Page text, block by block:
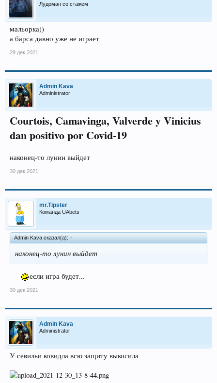
Лудоман со стажем
мальорка))
а барса давно уже не играет
29 дек 2021
Admin Kava
Administrator
Courtois, Camavinga, Valverde y Vinicius
dan positivo por Covid-19
наконец-то лунин выйдет
30 дек 2021
mr.Tipster
Команда UAbets
Admin Kava сказал(а): ↑
наконец-то лунин выйдет
если игра будет...
30 дек 2021
Admin Kava
Administrator
У севильи ковидла всю защиту выкосила